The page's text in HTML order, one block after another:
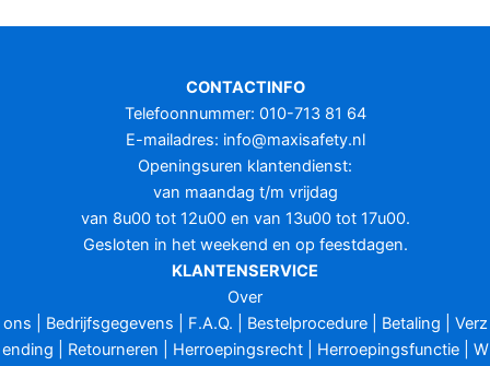
CONTACTINFO
Telefoonnummer: 010-713 81 64
E-mailadres: info@maxisafety.nl
Openingsuren klantendienst:
van maandag t/m vrijdag
van 8u00 tot 12u00 en van 13u00 tot 17u00.
Gesloten in het weekend en op feestdagen.
KLANTENSERVICE
Over
ons
Bedrijfsgegevens F.A.Q. Bestelprocedure| Betaling
Verz
ending
Retourneren Herroepingsrecht| Herroepingsfunctie| W